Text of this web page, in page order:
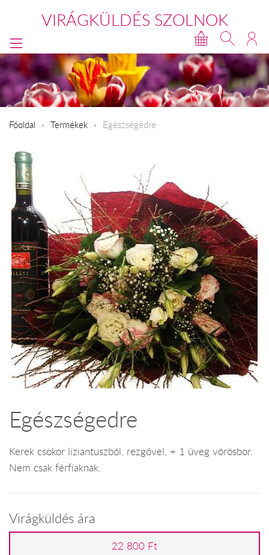
VIRÁGKÜLDÉS SZOLNOK
Főoldal Termékek Egészségedre
Egészségedre
Kerek csokor liziantuszból, rezgővel, + 1 üveg vörösbor.
Nem csak férfiaknak.
Virágküldés ára
22 800 Ft